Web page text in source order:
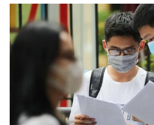
Thị trường 24h
VTV8